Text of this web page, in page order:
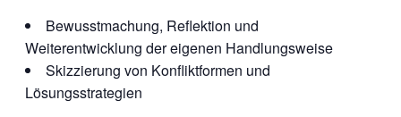
Bewusstmachung, Reflektion und
Weiterentwicklung der eigenen Handlungsweise
Skizzierung von Konfliktformen und
Lösungsstrategien